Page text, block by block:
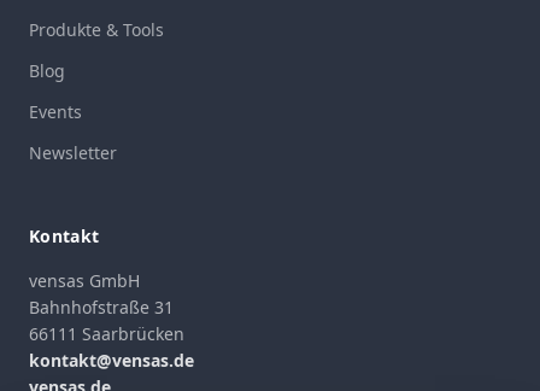
Produkte & Tools
Blog
Events
Newsletter
Kontakt
vensas GmbH
Bahnhofstraße 31
66111 Saarbrücken
kontakt@vensas.de